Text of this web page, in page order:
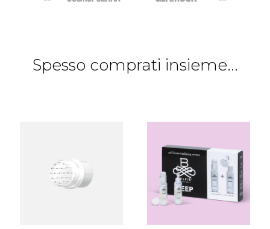
Spesso comprati insieme...